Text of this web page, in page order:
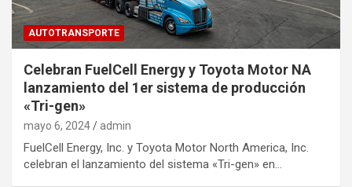
AUTOTRANSPORTE
Celebran FuelCell Energy y Toyota Motor NA
lanzamiento del 1er sistema de producción
«Tri-gen»
mayo 6, 2024 admin
FuelCell Energy, Inc. y Toyota Motor North America, Inc.
celebran el lanzamiento del sistema «Tri-gen» en…